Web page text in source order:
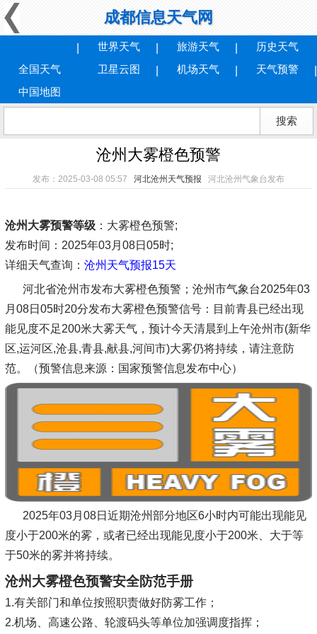
成都信息天气网
全国天气
世界天气 旅游天气
历史天气
卫星云图
机场天气
天气预警
中国地图
沧州大雾橙色预警
发布：2025-03-08 05:57 河北沧州天气预报 河北沧州气象台发布
沧州大雾预警等级：大雾橙色预警;
发布时间 ：2025年03月08日05时;
详细天气查询： 沧州天气预报15天
河北省沧州市发布大雾橙色预警；沧州市气象台2025年03
月08日05时20分发布大雾橙色预警信号：目前青县已经出现
能见度不足200米大雾天气，预计今天清晨到上午沧州市(新华
区,运河区,沧县,青县,献县,河间市)大雾仍将持续，请注意防
范。（预警信息来源：国家预警信息发布中心）
2025年03月08日近期沧州部分地区6小时内可能出现能见
度小于200米的雾，或者已经出现能见度小于200米、大于等
于50米的雾并将持续。
沧州大雾橙色预警安全防范手册
1.有关部门和单位按照职责做好防雾工作；
2.机场、高速公路、轮渡码头等单位加强调度指挥；